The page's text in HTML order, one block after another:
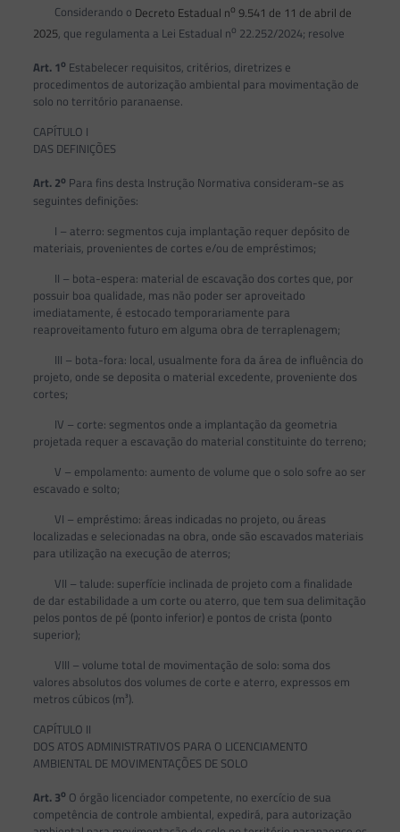
Considerando o Decreto Estadual no 9.541 de 11 de abril de
2025, que regulamenta a Lei Estadual no 22.252/2024; resolve
Art. 1o Estabelecer requisitos, critérios, diretrizes e
procedimentos de autorização ambiental para movimentação de
solo no território paranaense.
CAPÍTULO I
DAS DEFINIÇÕES
Art. 2o Para fins desta Instrução Normativa consideram-se as
seguintes definições:
I – aterro: segmentos cuja implantação requer depósito de
materiais, provenientes de cortes e/ou de empréstimos;
II – bota-espera: material de escavação dos cortes que, por
possuir boa qualidade, mas não poder ser aproveitado
imediatamente, é estocado temporariamente para
reaproveitamento futuro em alguma obra de terraplenagem;
III – bota-fora: local, usualmente fora da área de influência do
projeto, onde se deposita o material excedente, proveniente dos
cortes;
IV – corte: segmentos onde a implantação da geometria
projetada requer a escavação do material constituinte do terreno;
V – empolamento: aumento de volume que o solo sofre ao ser
escavado e solto;
VI – empréstimo: áreas indicadas no projeto, ou áreas
localizadas e selecionadas na obra, onde são escavados materiais
para utilização na execução de aterros;
VII – talude: superfície inclinada de projeto com a finalidade
de dar estabilidade a um corte ou aterro, que tem sua delimitação
pelos pontos de pé (ponto inferior) e pontos de crista (ponto
superior);
VIII – volume total de movimentação de solo: soma dos
valores absolutos dos volumes de corte e aterro, expressos em
metros cúbicos (m³).
CAPÍTULO II
DOS ATOS ADMINISTRATIVOS PARA O LICENCIAMENTO
AMBIENTAL DE MOVIMENTAÇÕES DE SOLO
Art. 3o O órgão licenciador competente, no exercício de sua
competência de controle ambiental, expedirá, para autorização